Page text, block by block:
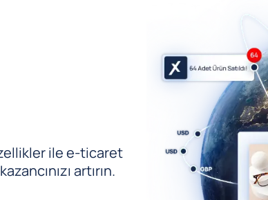
ile e-ticaret
artırın.